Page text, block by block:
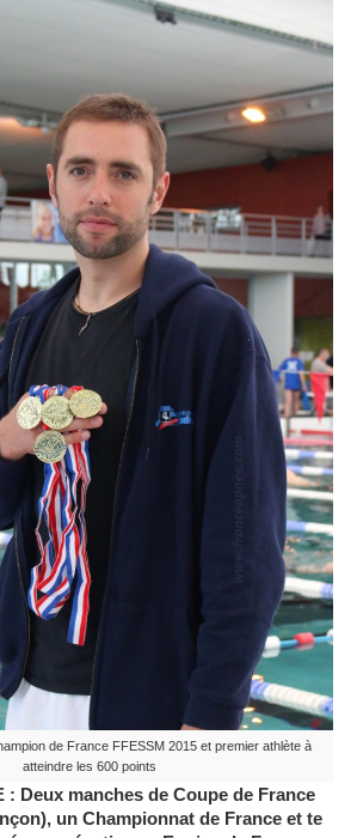
de France FFESSM 2015 et premier athlète à
atteindre les 600 points
: Deux manches de Coupe de France
un Championnat de France et te